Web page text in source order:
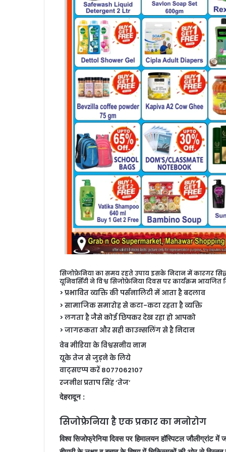
सिजोफ्रेनिया का समय रहते उपाय इसके निदान में कारगर
यूनिवर्सिटी ने विश्व सिजोफ्रेनिया दिवस पर कार्यक्रम आयजित
> प्रभावित व्यक्ति की पर्सनालिटी में आता है बदलाव
> सामाजिक समारोह से कटा-कटा रहता है व्यक्ति
> लगता है जैसे कोई छिपकर देख रहा हो आपको
> जागरूकता और सही काउन्सलिंग से है निदान
वेब मीडिया के विश्वसनीय नाम
यूके तेज से जुड़ने के लिये
वाट्सएप्प करें 8077062107
रजनीश प्रताप सिंह ‘तेज’
देहरादून :
सिजोफ्रेनिया है एक प्रकार का मनोरोग
विश्व सिजोफ्रेनिया दिवस पर हिमालयन हॉस्पिटल जौलीग्रांट